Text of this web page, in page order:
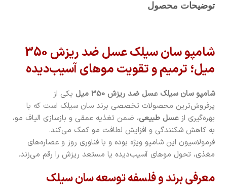
توضیحات محصول
شامپو سان سیلک عسل ضد ریزش 350
میل؛ ترمیم و تقویت موهای آسیب‌دیده
شامپو سان سیلک عسل ضد ریزش 350 میل
یکی از
پرفروش‌ترین محصولات تخصصی برند سان سیلک است که با
بهره‌گیری ازعسل طبیعی، ضمن تغذیه عمقی و بازسازی الیاف مو،
به کاهش شکنندگی و افزایش لطافت مو کمک می‌کند.
فرمولاسیون این شامپو ویژه بوده و با فناوری روز و عصاره‌های
مغذی، تحول موهای آسیب‌دیده یا مستعد ریزش را رقم می‌زند.
معرفی برند و فلسفه توسعه سان سیلک